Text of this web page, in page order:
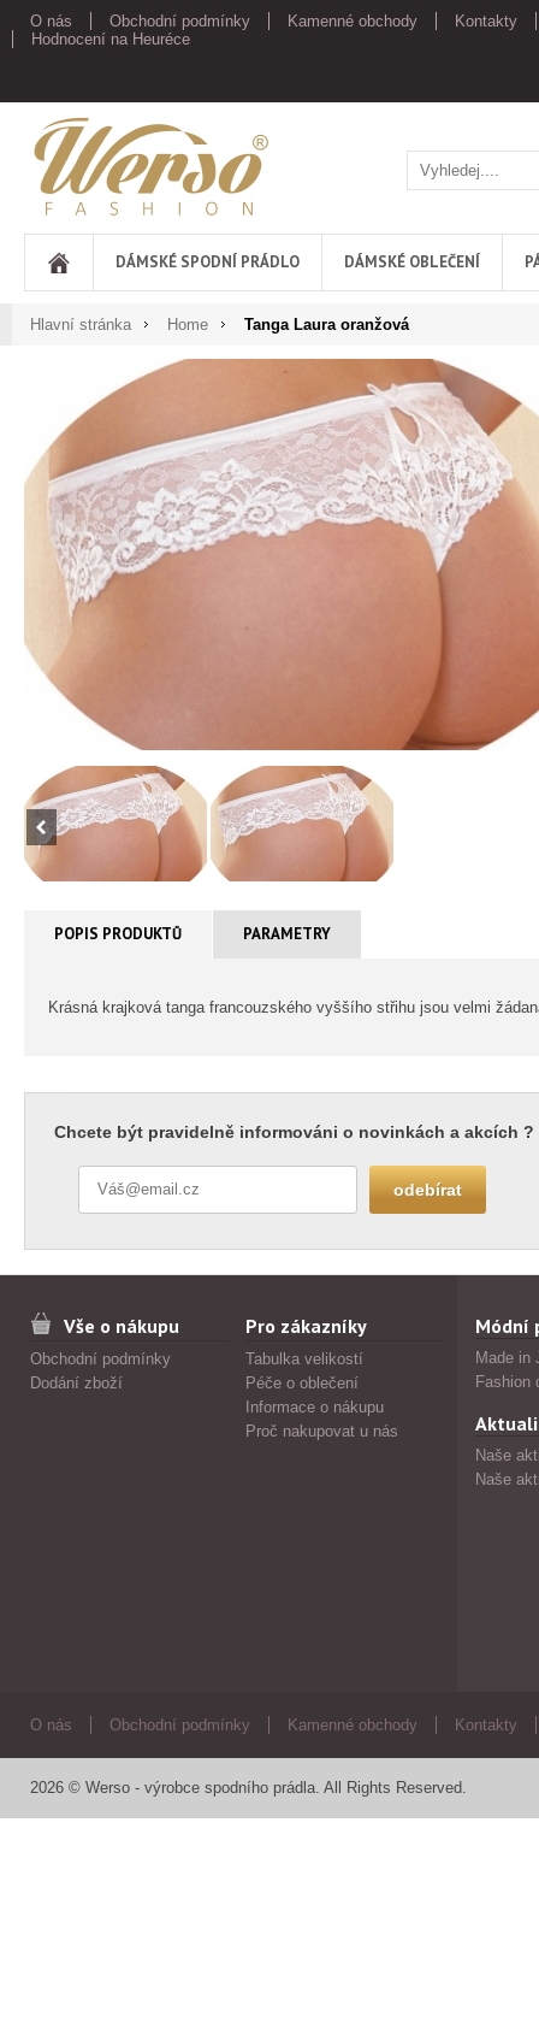
O nás Obchodní podmínky Kamenné obchody
Kontakty
Hodnocení na Heuréce
Werso
DÁMSKÉ SPODNÍ PRÁDLO DÁMSKÉ OBLEČENÍ
Hlavní stránka Home Tanga Laura oranžová
POPIS PRODUKTŮ PARAMETRY
Krásná krajková tanga francouzského vyššího střihu jsou velmi
Chcete být pravidelně informováni o novinkách a akcích ?
Vše o nákupu
Obchodní podmínky
Dodání zboží
Pro zákazníky
Tabulka velikostí
Péče o oblečení
Informace o nákupu
Proč nakupovat u nás
Módní
Made in
Fashion
Naše
Naše
O nás Obchodní podmínky Kamenné obchody Kontakty
2026 © Werso - výrobce spodního prádla. All Rights Reserved.